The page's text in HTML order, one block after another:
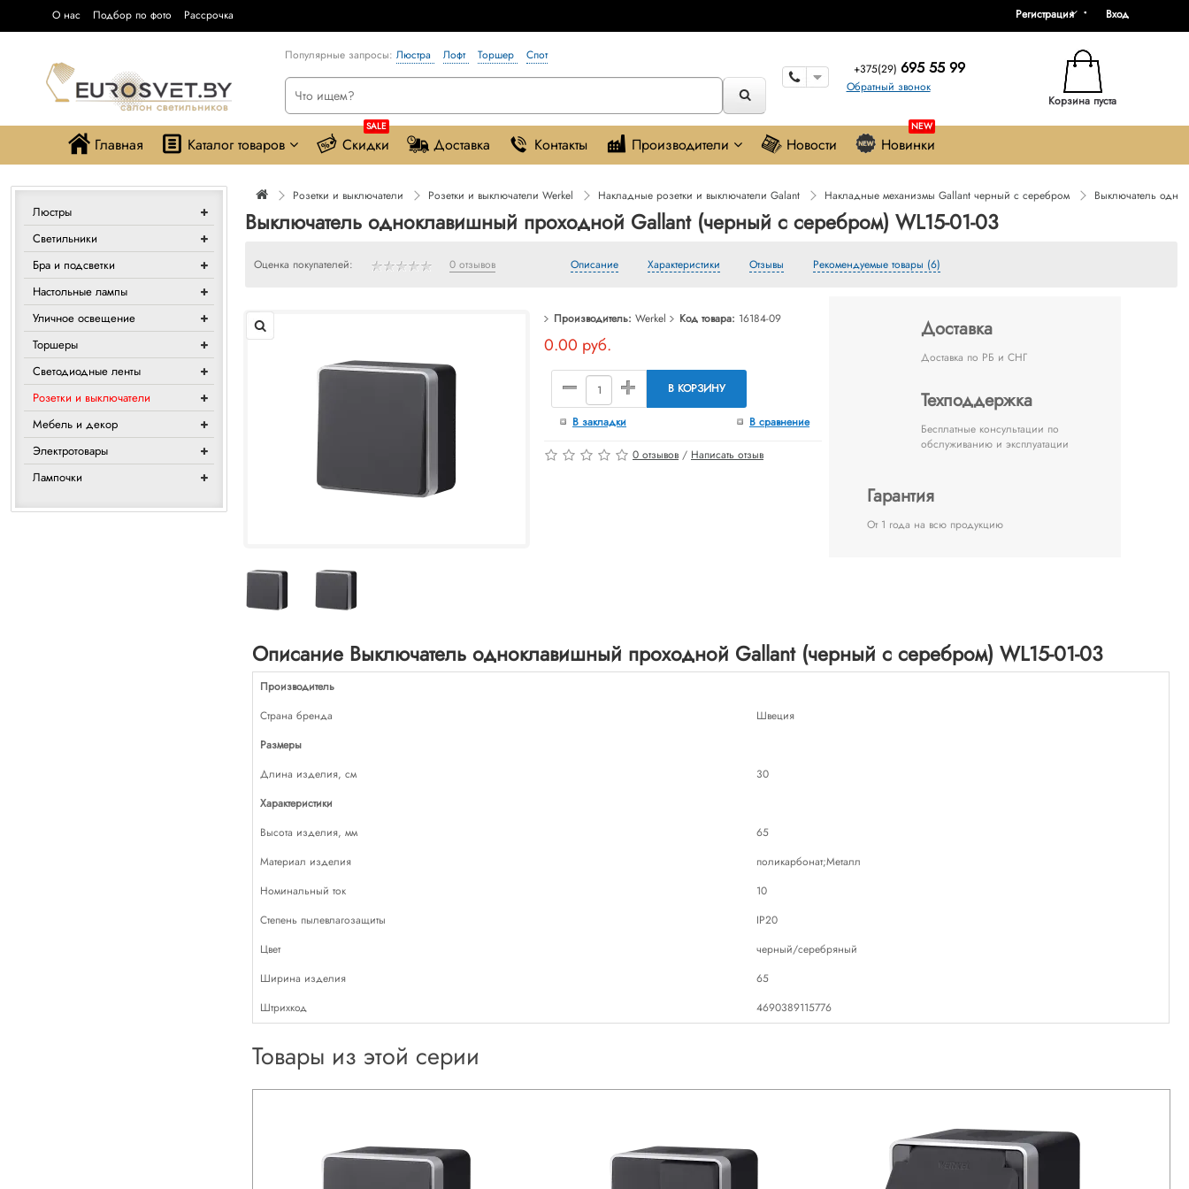
О нас Подбор по фото Рассрочка Вход
Регистрация
Корзина пуста
Популярные запросы: Люстра Лофт Торшер
Спот
+375(29) 695 55 99
Обратный звонок
Главная Каталог товаров
SALE
Скидки Доставка Контакты Производители Новости
NEW
Новинки
Люстры
Светильники
Бра и подсветки
Настольные лампы
Уличное освещение
Торшеры
Светодиодные ленты
Розетки и выключатели
Мебель и декор
Электротовары
Лампочки
Розетки и выключатели Розетки и выключатели Werkel Накладные розетки и выключатели Galant Накладные механизмы Gallant черный с серебром Выключатель
Выключатель одноклавишный проходной Gallant (черный с серебром) WL15-01-03
Оценка покупателей: 0 отзывов Описание Характеристики Отзывы Рекомендуемые товары (6)
Производитель: Werkel Код товара: 16184-09
0.00 руб.
В КОРЗИНУ
В закладки В сравнение
0 отзывов / Написать отзыв
Доставка
Доставка по РБ и СНГ
Техподдержка
Бесплатные консультации по
обслуживанию и эксплуатации
Гарантия
От 1 года на всю продукцию
Описание Выключатель одноклавишный проходной Gallant (черный с серебром) WL15-01-03
Производитель
Страна бренда
Швеция
Размеры
Длина изделия, см
30
Характеристики
Высота изделия, мм
65
Материал изделия
поликарбонат;Металл
Номинальный ток
10
Степень пылевлагозащиты
IP20
Цвет
черный/серебряный
Ширина изделия
65
Штрихкод
4690389115776
Товары из этой серии